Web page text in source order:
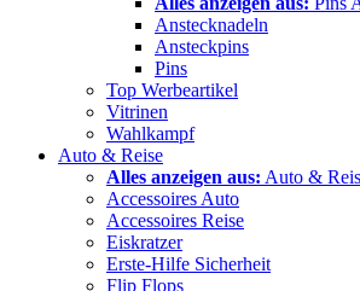
Anstecknadeln
Ansteckpins
Pins
Top Werbeartikel
Vitrinen
Wahlkampf
Auto & Reise
Alles anzeigen aus: Auto &
Accessoires Auto
Accessoires Reise
Eiskratzer
Erste-Hilfe Sicherheit
Flip Flops